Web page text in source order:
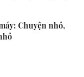
Chuyện nhỏ,